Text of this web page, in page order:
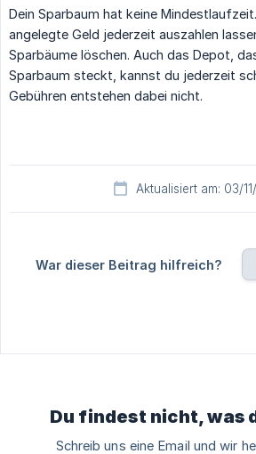
Dein Sparbaum hat keine
angelegte Geld jederzeit auszahlen
Sparbäume löschen. Auch das Depot,
Sparbaum steckt, kannst du jederzeit
Gebühren entstehen dabei nicht.
Aktualisiert am: 03/
War dieser Beitrag hilfreich?
Du findest nicht, was
Schreib uns eine Email und wir